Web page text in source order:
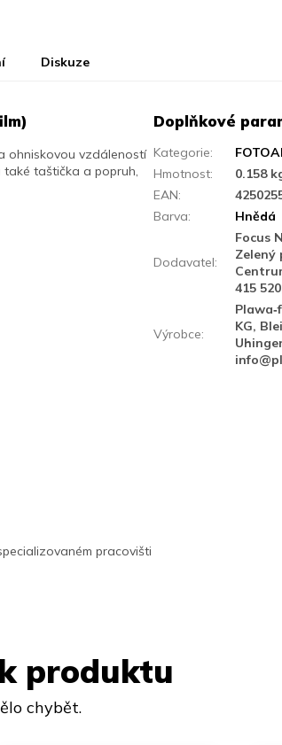
produktu
Diskuze
ohniskovou vzdáleností
také taštička a popruh,
pracovišti
Doplňkové
Kategorie:
Hmotnost:
0.158
EAN:
Barva: Hnědá
Dodavatel:
Focus
Zelený
415
Výrobce:
KG,